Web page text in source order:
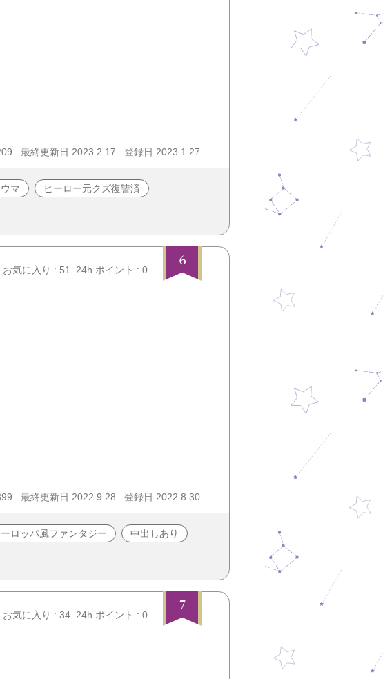
最終更新日 2023.2.17 登録日 2023.1.27
ウマ ヒーロー元クズ復讐済
6
お気に入り : 51 24h.ポイント : 0
最終更新日 2022.9.28 登録日 2022.8.30
ロッパ風ファンタジー 中出しあり
7
お気に入り : 34 24h.ポイント : 0